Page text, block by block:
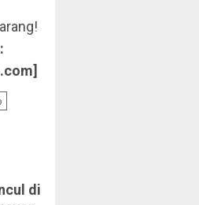
di